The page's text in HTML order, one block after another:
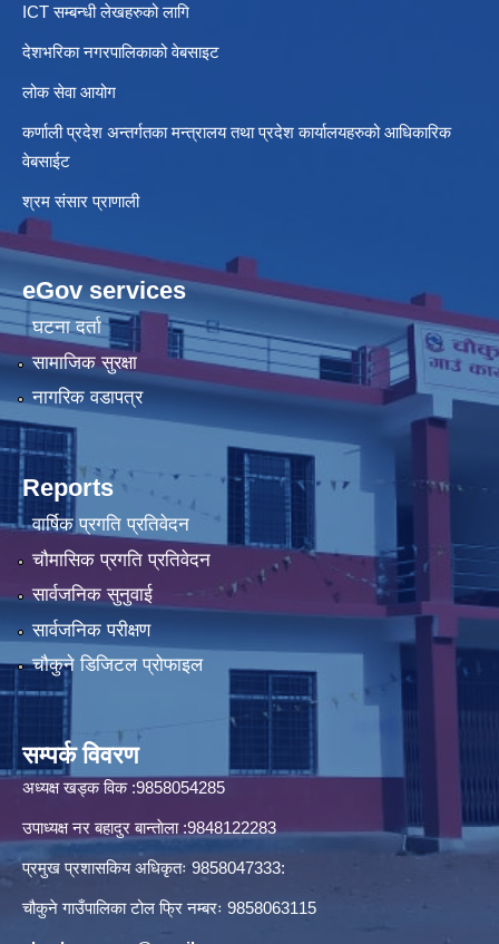
ICT सम्बन्धी लेखहरुको लागि
देशभरिका नगरपालिकाको वेबसाइट
लोक सेवा आयोग
कर्णाली प्रदेश अन्तर्गतका मन्त्रालय तथा प्रदेश कार्यालयहरुको आधिकारिक
वेबसाईट
श्रम संसार प्राणाली
eGov services
घटना दर्ता
सामाजिक सुरक्षा
नागरिक वडापत्र
Reports
वार्षिक प्रगति प्रतिवेदन
चौमासिक प्रगति प्रतिवेदन
सार्वजनिक सुनुवाई
सार्वजनिक परीक्षण
चौकुने डिजिटल प्रोफाइल
सम्पर्क विवरण
अध्यक्ष खड्क विक :9858054285
उपाध्यक्ष नर बहादुर बान्ताेला :9848122283
प्रमुख प्रशासकिय अधिकृतः 9858047333:
चौकुने गाउँपालिका टोल फ्रि नम्बरः 9858063115